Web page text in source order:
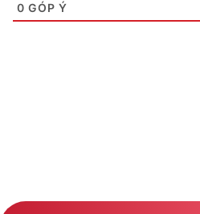
0 GÓP Ý